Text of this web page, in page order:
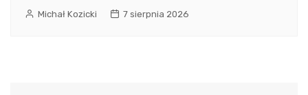
Michał Kozicki 7 sierpnia 2026